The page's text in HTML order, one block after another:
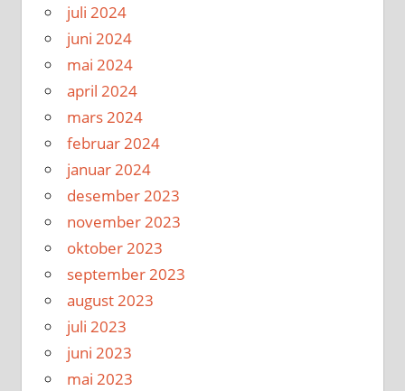
juli 2024
juni 2024
mai 2024
april 2024
mars 2024
februar 2024
januar 2024
desember 2023
november 2023
oktober 2023
september 2023
august 2023
juli 2023
juni 2023
mai 2023